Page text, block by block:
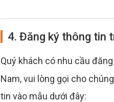
4. Đăng ký thông tin
Quý khách có nhu cầu
Nam, vui lòng gọi cho
tin vào mẫu dưới đây: